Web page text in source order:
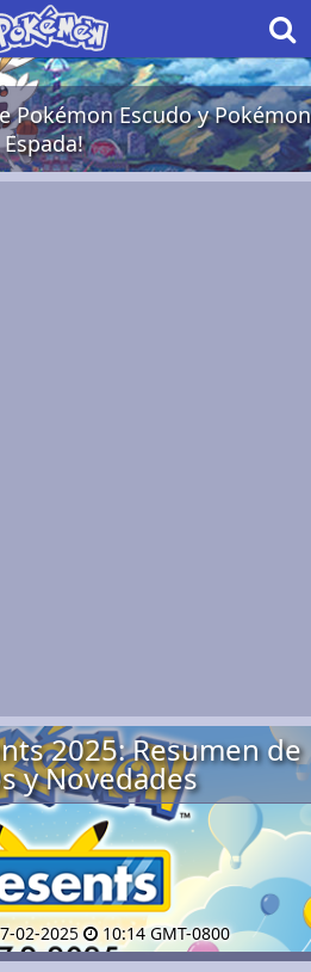
Pokémon Escudo y Pokémon
Espada!
2025: Resumen de
y Novedades
02-2025 10:14 GMT-0800